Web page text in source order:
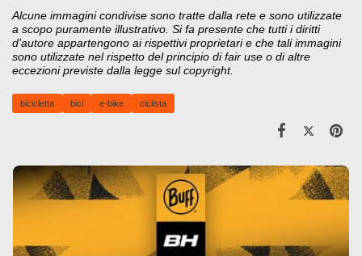
Alcune immagini condivise sono tratte dalla rete e sono utilizzate
a scopo puramente illustrativo. Si fa presente che tutti i diritti
d'autore appartengono ai rispettivi proprietari e che tali immagini
sono utilizzate nel rispetto del principio di fair use o di altre
eccezioni previste dalla legge sul copyright.
bicicletta bici e-bike ciclista